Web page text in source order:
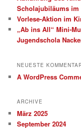
Scholajubiläums im
Vorlese-Aktion im
„Ab ins All“ Mini-
Jugendschola
NEUESTE
A WordPress
ARCHIVE
März 2025
September 2024